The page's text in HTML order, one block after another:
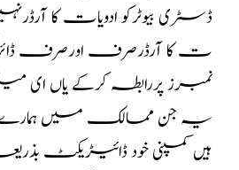
ڈسٹری بیوٹرکو ادویات کا
ت کا آرڈرصرف اورصرف
نمبرز پررابطہ کرکے یاں ای
یہ جن ممالک میں ہمارے
ہیں کمپنی خود ڈائیڑیکٹ